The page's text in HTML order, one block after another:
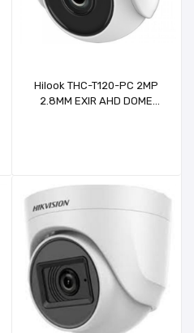
Hilook THC-T120-PC 2MP
2.8MM EXIR AHD DOME